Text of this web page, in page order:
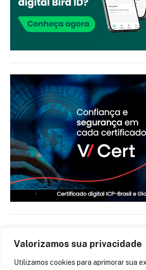
Valorizamos sua privacidade
Utilizamos cookies para aprimorar sua